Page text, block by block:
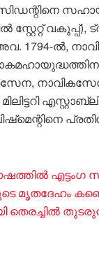
സ്റ്റേറ്റ്
1794-ൽ,
എട്ടം​ഗ
മൃതദേഹം
തെരച്ചിൽ